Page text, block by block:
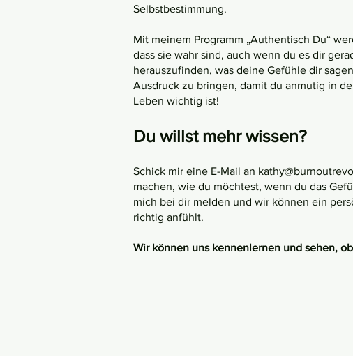
Selbstbestimmung.
Mit meinem Programm „Authentisch Du“
dass sie wahr sind, auch wenn du es dir
herauszufinden, was deine Gefühle dir
Ausdruck zu bringen, damit du anmutig in
Leben wichtig ist!
Du willst mehr wissen?
Schick mir eine E-Mail an
machen, wie du möchtest, wenn du das
mich bei dir melden und wir können ein
richtig anfühlt.
Wir können uns kennenlernen und sehen,